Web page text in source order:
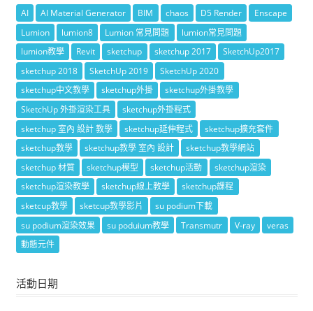
AI AI Material Generator BIM chaos D5 Render
Enscape
Lumion
lumion8 Lumion 常見問題
lumion常見問題
lumion教學
Revit sketchup sketchup 2017
SketchUp2017
sketchup 2018
SketchUp 2019
SketchUp 2020
sketchup中文教學
sketchup外掛
sketchup外掛教學
SketchUp 外掛渲染工具
sketchup外掛程式
sketchup 室內 設計 教學
sketchup延伸程式
sketchup擴充套件
sketchup教學
sketchup教學 室內 設計
sketchup教學網站
sketchup 材質
sketchup模型 sketchup活動
sketchup渲染
sketchup渲染教學
sketchup線上教學
sketchup課程
sketcup教學
sketcup教學影片
su podium下載
su podium渲染效果
su poduium教學 Transmutr V-ray
veras
動態元件
活動日期